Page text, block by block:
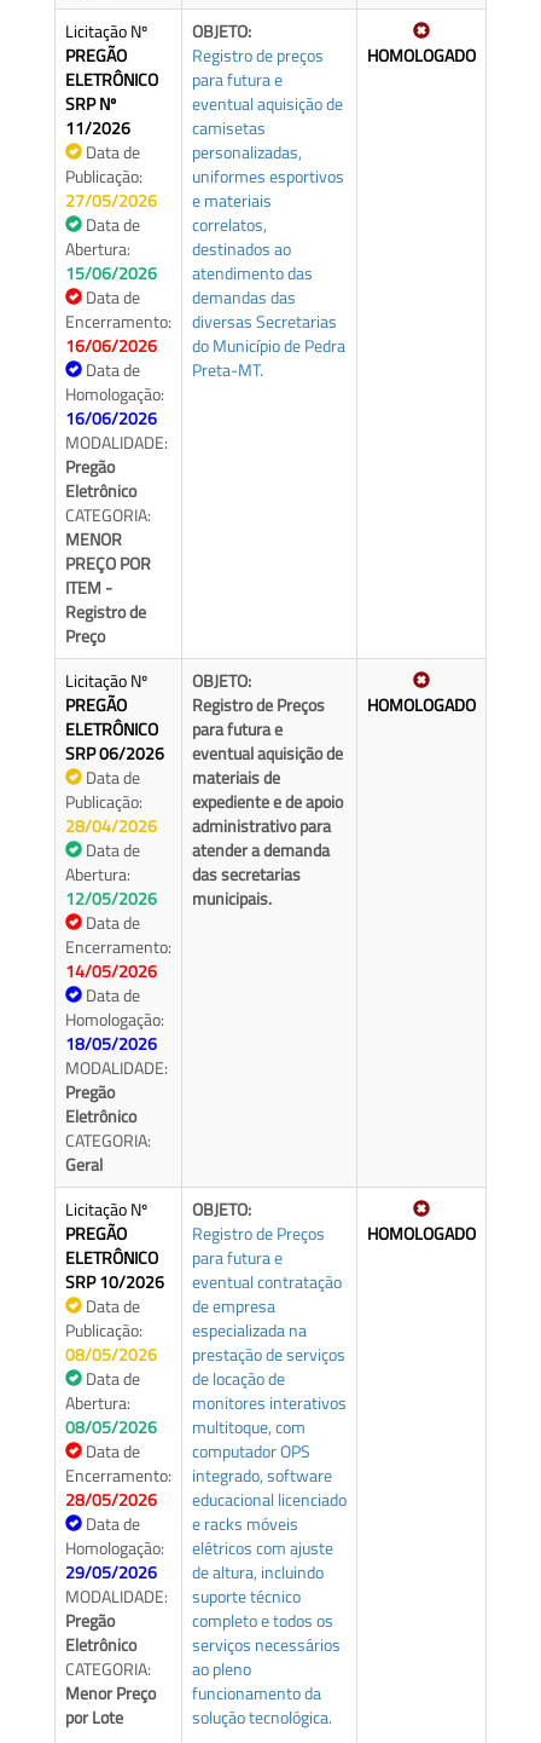
Licitação Nº
PREGÃO
ELETRÔNICO
SRP Nº
11/2026
Data de
Publicação:
27/05/2026
Data de
Abertura:
15/06/2026
Data de
Encerramento:
16/06/2026
Data de
Homologação:
16/06/2026
MODALIDADE:
Pregão
Eletrônico
CATEGORIA:
MENOR
PREÇO POR
ITEM -
Registro de
Preço
OBJETO:
Registro de preços
para futura e
eventual aquisição de
camisetas
personalizadas,
uniformes esportivos
e materiais
correlatos,
destinados ao
atendimento das
demandas das
diversas Secretarias
do Município de Pedra
Preta-MT.
HOMOLOGADO
Licitação Nº
PREGÃO
ELETRÔNICO
SRP 06/2026
Data de
Publicação:
28/04/2026
Data de
Abertura:
12/05/2026
Data de
Encerramento:
14/05/2026
Data de
Homologação:
18/05/2026
MODALIDADE:
Pregão
Eletrônico
CATEGORIA:
Geral
OBJETO:
Registro de Preços
para futura e
eventual aquisição de
materiais de
expediente e de apoio
administrativo para
atender a demanda
das secretarias
municipais.
HOMOLOGADO
Licitação Nº
PREGÃO
ELETRÔNICO
SRP 10/2026
Data de
Publicação:
08/05/2026
Data de
Abertura:
08/05/2026
Data de
Encerramento:
28/05/2026
Data de
Homologação:
29/05/2026
MODALIDADE:
Pregão
Eletrônico
CATEGORIA:
Menor Preço
por Lote
OBJETO:
Registro de Preços
para futura e
eventual contratação
de empresa
especializada na
prestação de serviços
de locação de
monitores interativos
multitoque, com
computador OPS
integrado, software
educacional licenciado
e racks móveis
elétricos com ajuste
de altura, incluindo
suporte técnico
completo e todos os
serviços necessários
ao pleno
funcionamento da
solução tecnológica.
HOMOLOGADO